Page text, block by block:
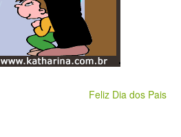
Feliz Dia dos Pais